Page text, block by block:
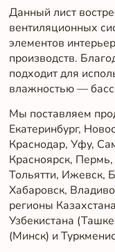
Данный лист
вентиляционных
элементов
производств.
подходит для
влажностью —
Мы поставляем
Екатеринбург,
Краснодар, Уфу,
Красноярск,
Тольятти, Ижевск,
Хабаровск,
регионы
Узбекистана
(Минск) и